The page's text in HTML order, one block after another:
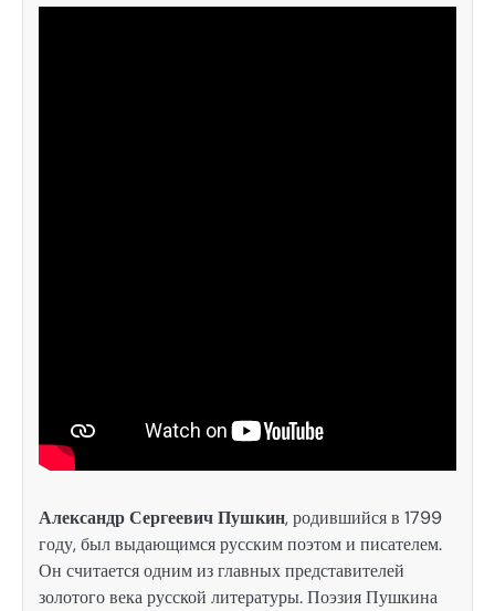
Александр Сергеевич Пушкин, родившийся в 1799
году, был выдающимся русским поэтом и писателем.
Он считается одним из главных представителей
золотого века русской литературы. Поэзия Пушкина